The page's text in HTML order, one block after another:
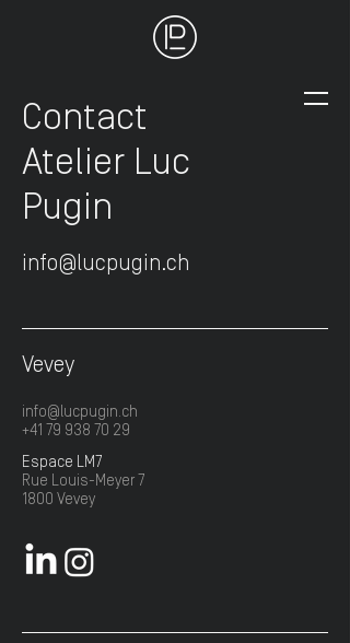
Contact
Atelier Luc
Pugin
info@lucpugin.ch
Vevey
info@lucpugin.ch
+41 79 938 70 29
Espace LM7
Rue Louis-Meyer 7
1800 Vevey